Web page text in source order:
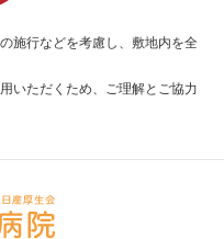
施行などを考慮し、敷地内を全
いただくため、ご理解とご協力